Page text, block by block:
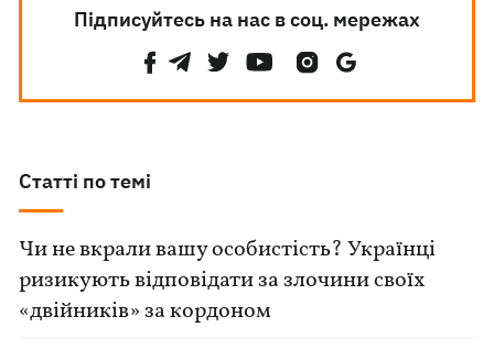
Підписуйтесь на нас в соц. мережах
Статті по темі
Чи не вкрали вашу особистість? Українці
ризикують відповідати за злочини своїх
«двійників» за кордоном